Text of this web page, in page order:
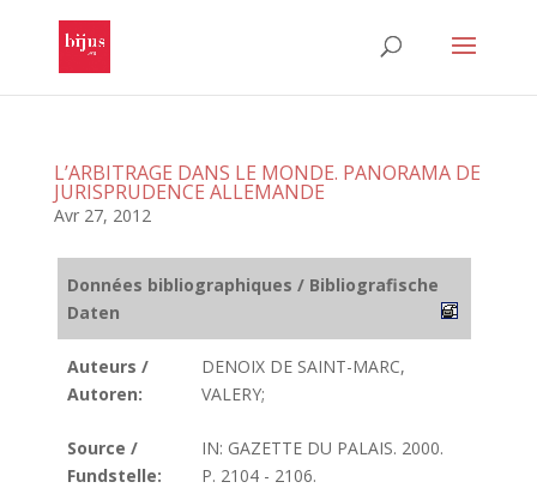
L’ARBITRAGE DANS LE MONDE. PANORAMA DE
JURISPRUDENCE ALLEMANDE
Avr 27, 2012
Données bibliographiques / Bibliografische
Daten
Auteurs /
Autoren:
DENOIX DE SAINT-MARC,
VALERY;
Source /
Fundstelle:
IN: GAZETTE DU PALAIS. 2000.
P. 2104 - 2106.